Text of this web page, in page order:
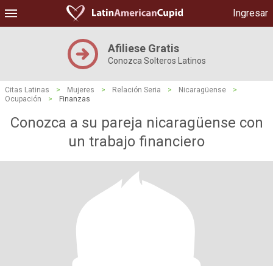
Ingresar
Afiliese Gratis
Conozca Solteros Latinos
Citas Latinas > Mujeres > Relación Seria > Nicaragüense
>
Ocupación
> Finanzas
Conozca a su pareja nicaragüense con
un trabajo financiero